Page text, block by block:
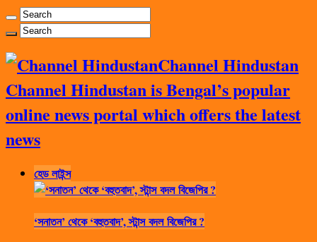
Channel Hindustan
Channel Hindustan is Bengal’s popular
online news portal which offers the latest
news
হেড লাইন্স
‘সনাতন’ থেকে ‘বহুতবাদ’, স্টান্স বদল বিজেপির ?